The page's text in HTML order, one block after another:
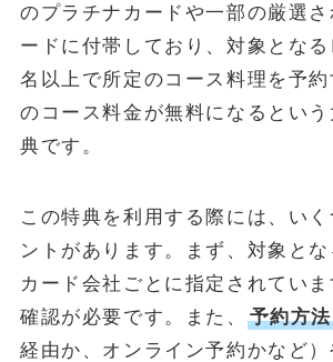
のプラチナカードや一部の厳選
ードに付帯しており、対象とな
名以上で所定のコース料理を予
のコース料金が無料になるとい
典です。
この特典を利用する際には、い
ントがあります。まず、対象と
カード会社ごとに指定されてい
確認が必要です。また、
予約方法
経由か、オンライン予約かなど